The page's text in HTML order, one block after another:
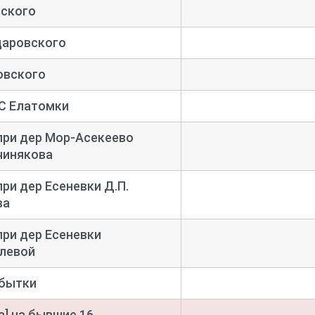
Елатомки
дер Мор-Асекеево
дер Есеневки Д.П.
дер Есеневки